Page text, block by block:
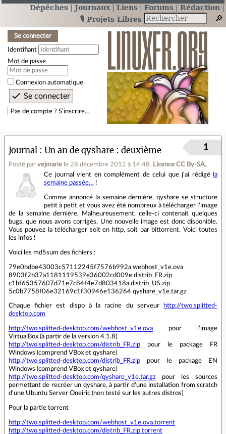
Dépêches Journaux Liens Forums
Rédaction
🎙️ Projets Libres
Se connecter
Identifiant
Mot de passe
Connexion automatique
Pas de compte ? S’inscrire…
Journal Un an de qyshare : deuxième
Posté par vejmarie le 28 décembre 2012 à 14:48. Licence CC By‑SA.
1
Ce journal vient en complément de celui que j'ai rédigé
la
semaine passée… !
Comme annoncé la semaine dernière, qyshare se structure
petit à petit et vous avez été nombreux à télécharger l'image
de la semaine dernière. Malheureusement, celle-ci contenait quelques
bugs, que nous avons corrigés. Une nouvelle image est donc disponible.
Vous pouvez la télécharger soit en http, soit par bittorrent. Voici toutes
les infos !
Voici les md5sum des fichiers :
79e0bdbe43003c57112245f7576b992a webhost_v1e.ova
8903f2b37a1181119539e36002cd009e distrib_FR.zip
c1bf65357607d71e7c84f4e7d803418a distrib_US.zip
5c0b7758f06e32169c1f30946e136264 qyshare_v1e.tar.gz
Chaque fichier est dispo à la racine du serveur
http://two.splitted-
desktop.com
http://two.splitted-desktop.com/webhost_v1e.ova pour l'image
VirtualBox (à partir de la version 4.1.8)
http://two.splitted-desktop.com/distrib_FR.zip pour le package FR
Windows (comprend VBox et qyshare)
http://two.splitted-desktop.com/distrib_FR.zip pour le package EN
Windows (comprend VBox et qyshare)
http://two.splitted-desktop.com/qyshare_v1e.tar.gz pour les sources
permettant de recréer un qyshare, à partir d'une installation from scratch
d'une Ubuntu Server Oneiric (non testé sur les autres distros)
Pour la partie torrent
http://two.splitted-desktop.com/webhost_v1e.ova.torrent
http://two.splitted-desktop.com/distrib_FR.zip.torrent